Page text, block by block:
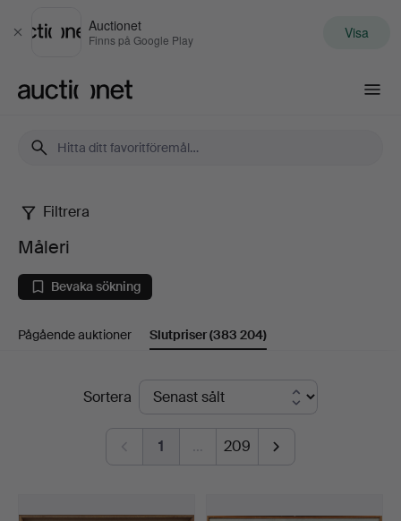
Stäng
Auctionet
Finns på Google Play Visa
Måleri
Filtrera
Måleri
Bevaka sökning
Pågående auktioner Slutpriser(383 204)
SlutpriserSortera
1 … 209